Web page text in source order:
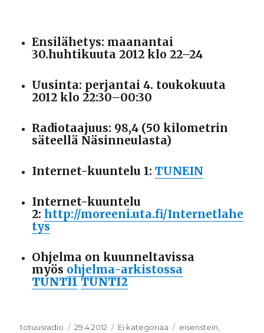
Ensilähetys: maanantai
30.huhtikuuta 2012 klo 22–24
Uusinta: perjantai 4. toukokuuta
2012 klo 22:30–00:30
Radiotaajuus: 98,4 (50 kilometrin
säteellä Näsinneulasta)
Internet-kuuntelu 1:TUNEIN
Internet-kuuntelu
2:http://moreeni.uta.fi/Internetlahe
tys
Ohjelma on kuunneltavissa
myös ohjelma-arkistossa
TUNTI1 TUNTI2
Kirjoittaja
totuusradio Julkaistu
29.4.2012 Kategoriat
Ei kategoriaa Avainsanat
eisenstein,